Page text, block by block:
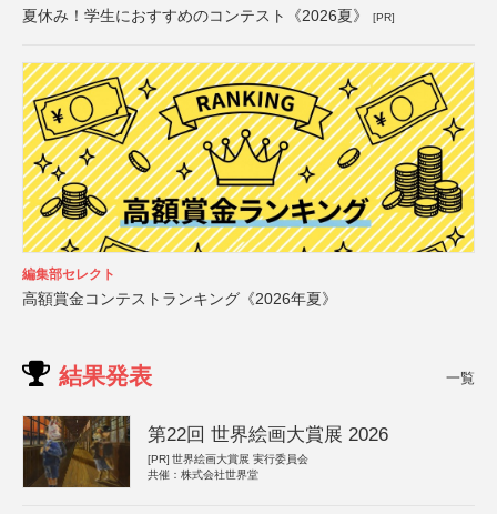
夏休み！学生におすすめのコンテスト《2026夏》 [PR]
編集部セレクト
高額賞金コンテストランキング《2026年夏》
結果発表 一覧
第22回 世界絵画大賞展 2026
[PR] 世界絵画大賞展 実行委員会
共催：株式会社世界堂